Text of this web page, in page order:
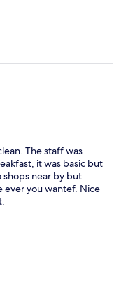
The staff was
it was basic but
near by but
ever you wantef. Nice